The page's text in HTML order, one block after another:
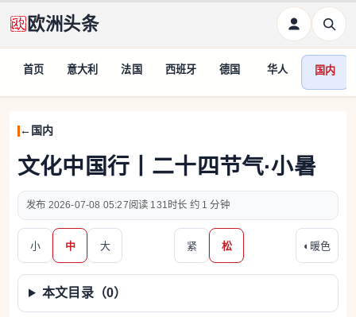
欧洲头条
首页 意大利 法国 西班牙 德国 华人 国内
国内
文化中国行丨二十四节气·小暑
2026-07-08 05:27 131 约 1 分钟
小 中 大 紧 松 ◐ 暖色
本文目录（0）